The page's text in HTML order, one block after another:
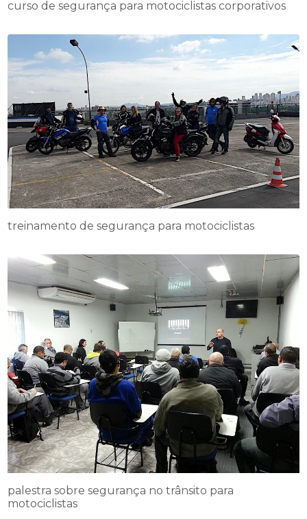
curso de segurança para motociclistas corporativos
treinamento de segurança para motociclistas
palestra sobre segurança no trânsito para
motociclistas